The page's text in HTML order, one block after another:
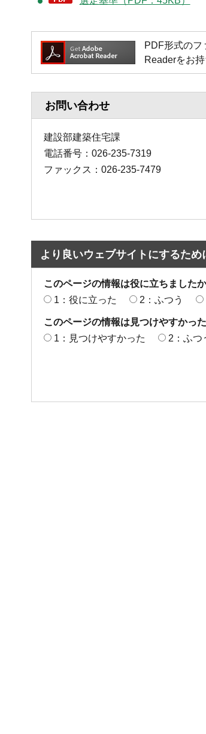
PDF形式のフ
Readerをお
お問い合わせ
建設部建築住宅課
電話番号：026-235-7319
ファックス：026-235-7479
より良いウェブサイトにするた
このページの情報は役に立ちました
1：役に立った
2：ふつう
このページの情報は見つけやすかっ
1：見つけやすかった
2：ふつ